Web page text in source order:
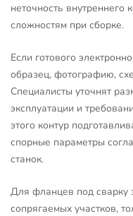
неточность внутреннего
сложностям при сборке.
Если готового
образец, фотографию,
Специалисты уточнят
эксплуатации и
этого контур
спорные параметры
станок.
Для фланцев под сварку
сопрягаемых участков,